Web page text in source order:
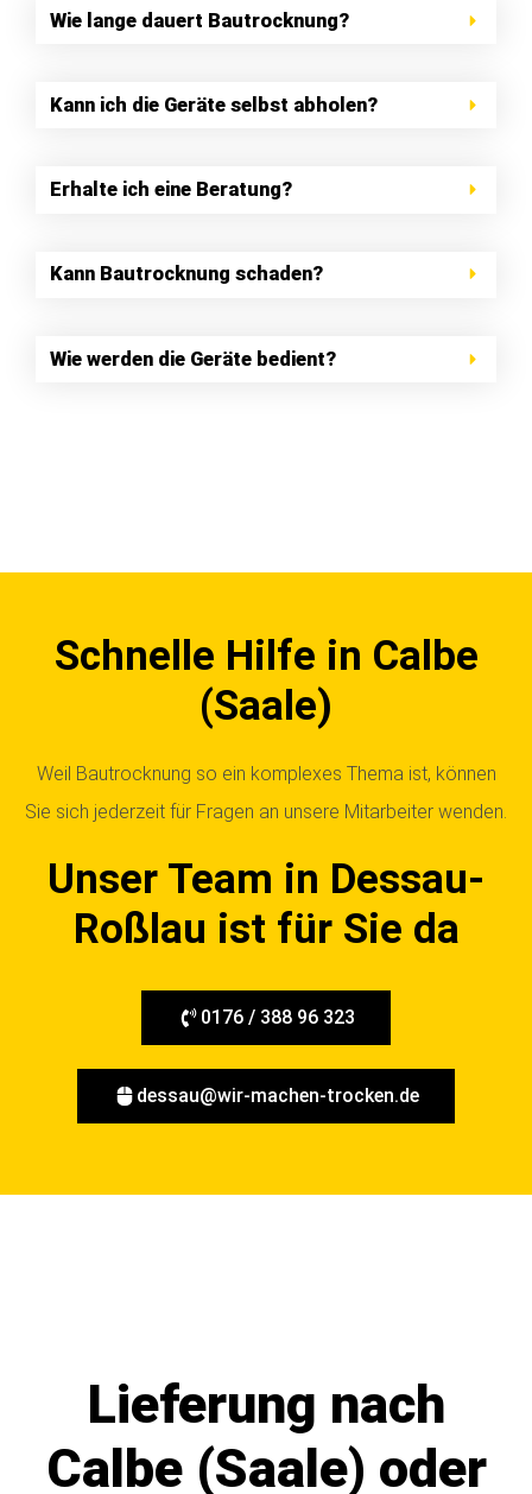
Wie lange dauert Bautrocknung?
Kann ich die Geräte selbst abholen?
Erhalte ich eine Beratung?
Kann Bautrocknung schaden?
Wie werden die Geräte bedient?
Schnelle Hilfe in Calbe
(Saale)
Weil Bautrocknung so ein komplexes Thema ist, können
Sie sich jederzeit für Fragen an unsere Mitarbeiter wenden.
Unser Team in Dessau-
Roßlau ist für Sie da
0176 / 388 96 323
dessau@wir-machen-trocken.de
Lieferung nach
Calbe (Saale) oder